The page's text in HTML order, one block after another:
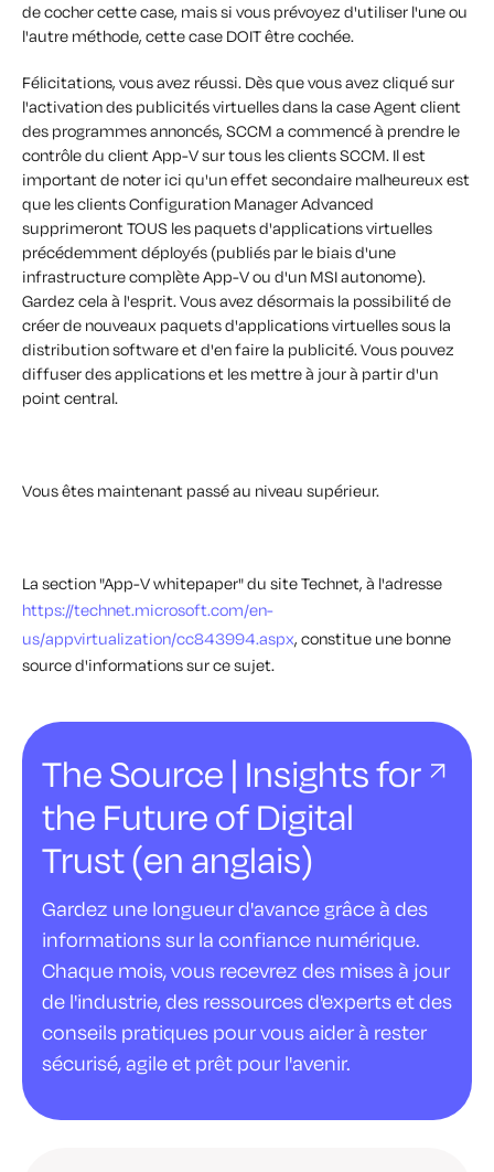
de cocher cette case, mais si vous prévoyez d'utiliser l'une ou
l'autre méthode, cette case DOIT être cochée.
Félicitations, vous avez réussi. Dès que vous avez cliqué sur
l'activation des publicités virtuelles dans la case Agent client
des programmes annoncés, SCCM a commencé à prendre le
contrôle du client App-V sur tous les clients SCCM. Il est
important de noter ici qu'un effet secondaire malheureux est
que les clients Configuration Manager Advanced
supprimeront TOUS les paquets d'applications virtuelles
précédemment déployés (publiés par le biais d'une
infrastructure complète App-V ou d'un MSI autonome).
Gardez cela à l'esprit. Vous avez désormais la possibilité de
créer de nouveaux paquets d'applications virtuelles sous la
distribution software et d'en faire la publicité. Vous pouvez
diffuser des applications et les mettre à jour à partir d'un
point central.
Vous êtes maintenant passé au niveau supérieur.
La section "App-V whitepaper" du site Technet, à l'adresse
https://technet.microsoft.com/en-
us/appvirtualization/cc843994.aspx, constitue une bonne
source d'informations sur ce sujet.
The Source | Insights for
the Future of Digital
Trust (en anglais)
Gardez une longueur d'avance grâce à des
informations sur la confiance numérique.
Chaque mois, vous recevrez des mises à jour
de l'industrie, des ressources d'experts et des
conseils pratiques pour vous aider à rester
sécurisé, agile et prêt pour l'avenir.